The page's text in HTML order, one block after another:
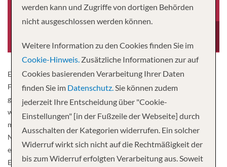
Baujahr
Besatzung
Einen tollen Sonnenaufgang zu erleben, ist nicht nur etwas für
Frühaufsteher. Die Carnival Sunrise, die jetzt in See sticht, bietet
genug warmen Spaß für alle, um sich darin zu sonnen. Und wenn
wir „alle“ sagen… nun, hier ist ein Schiff, das so viel Urlaubsfreude
mit der Welt zu teilen hat, dass es drei Heimathäfen haben wird:
Norfolk, Ft. Lauderdale und New York City, die jeweils ihre eigenen
einzigartigen Ziele anlaufen. Also, liebe Leute – hier ist ein kleiner
Einblick in das, was Sie von der Carnival Sunrise erwarten können.
werden kann und Zugriffe von dortigen Behörden
nicht ausgeschlossen werden können.
Weitere Information zu den Cookies finden Sie im
Cookie-Hinweis. Zusätzliche Informationen zur auf
Cookies basierenden Verarbeitung Ihrer Daten
finden Sie im Datenschutz.Sie können zudem
jederzeit Ihre Entscheidung über "Cookie-
Einstellungen" [in der Fußzeile der Webseite] durch
Ausschalten der Kategorien widerrufen. Ein solcher
Widerruf wirkt sich nicht auf die Rechtmäßigkeit der
bis zum Widerruf erfolgten Verarbeitung aus. Soweit